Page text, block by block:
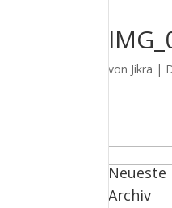
von Jikra |
nach:
Archiv